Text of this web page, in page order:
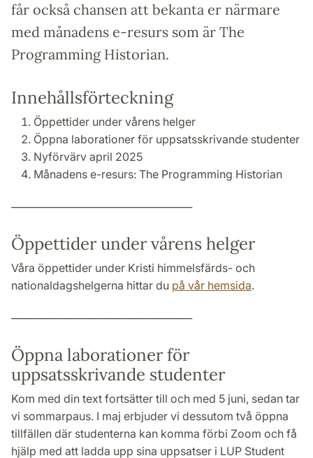
får också chansen att bekanta er närmare
med månadens e-resurs som är The
Programming Historian.
Innehållsförteckning
Öppettider under vårens helger
Öppna laborationer för uppsatsskrivande studenter
Nyförvärv april 2025
Månadens e-resurs: The Programming Historian
Öppettider under vårens helger
Våra öppettider under Kristi himmelsfärds- och
nationaldagshelgerna hittar du på vår hemsida.
Öppna laborationer för
uppsatsskrivande studenter
Kom med din text fortsätter till och med 5 juni, sedan tar
vi sommarpaus. I maj erbjuder vi dessutom två öppna
tillfällen där studenterna kan komma förbi Zoom och få
hjälp med att ladda upp sina uppsatser i LUP Student